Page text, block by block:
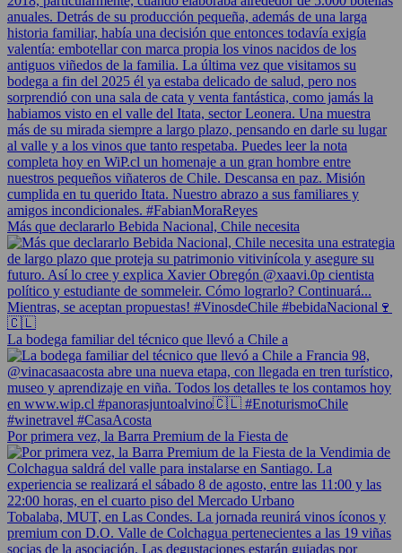
Más que declararlo Bebida Nacional, Chile necesita
La bodega familiar del técnico que llevó a Chile a
Por primera vez, la Barra Premium de la Fiesta de